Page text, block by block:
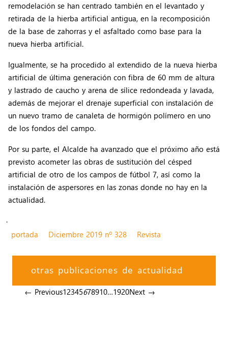
remodelación se han centrado también en el levantado y
retirada de la hierba artificial antigua, en la recomposición
de la base de zahorras y el asfaltado como base para la
nueva hierba artificial.
Igualmente, se ha procedido al extendido de la nueva hierba
artificial de última generación con fibra de 60 mm de altura
y lastrado de caucho y arena de sílice redondeada y lavada,
además de mejorar el drenaje superficial con instalación de
un nuevo tramo de canaleta de hormigón polímero en uno
de los fondos del campo.
Por su parte, el Alcalde ha avanzado que el próximo año está
previsto acometer las obras de sustitución del césped
artificial de otro de los campos de fútbol 7, así como la
instalación de aspersores en las zonas donde no hay en la
actualidad.
.
portada
Diciembre 2019 nº 328 Revista
otras publicaciones de actualidad
← Previous12345678910…1920Next →